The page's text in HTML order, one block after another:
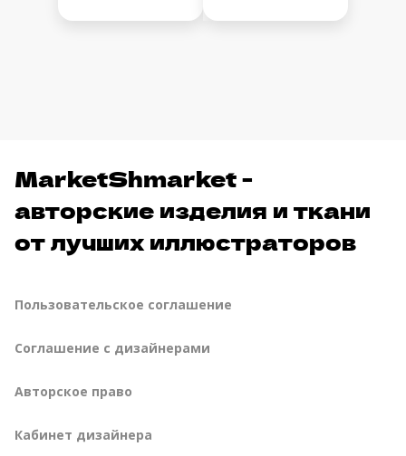
MarketShmarket -
авторские изделия и ткани
от лучших иллюстраторов
Пользовательское соглашение
Соглашение с дизайнерами
Авторское право
Кабинет дизайнера